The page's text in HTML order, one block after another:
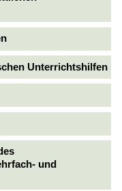
Unterrichtshilfen
und